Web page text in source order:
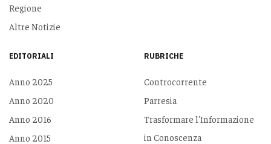
Regione
Altre Notizie
EDITORIALI
Anno 2025
Anno 2020
Anno 2016
Anno 2015
RUBRICHE
Controcorrente
Parresia
Trasformare l'Informazione
in Conoscenza